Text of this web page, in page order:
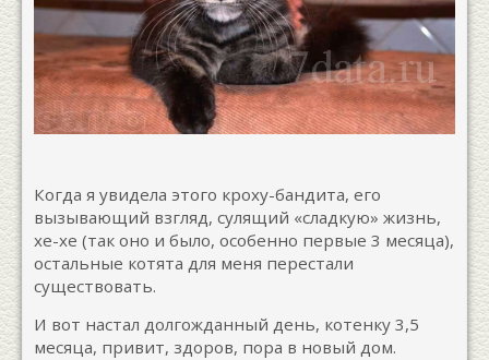
Когда я увидела этого кроху-бандита, его
вызывающий взгляд, сулящий «сладкую» жизнь,
хе-хе (так оно и было, особенно первые 3 месяца),
остальные котята для меня перестали
существовать.
И вот настал долгожданный день, котенку 3,5
месяца, привит, здоров, пора в новый дом.